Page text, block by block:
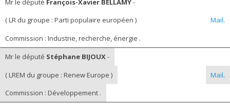
Mr le député François-Xavier BELLAMY-
( LR du groupe : Parti populaire européen )
Mail.
Commission : Industrie, recherche, énergie .
Mr le député Stéphane BIJOUX-
( LREM du groupe : Renew Europe )
Mail.
Commission : Développement .